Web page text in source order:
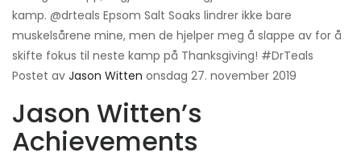
kamp. @drteals Epsom Salt Soaks lindrer ikke bare
muskelsårene mine, men de hjelper meg å slappe av for å
skifte fokus til neste kamp på Thanksgiving! #DrTeals
Postet av Jason Witten onsdag 27. november 2019
Jason Witten’s
Achievements